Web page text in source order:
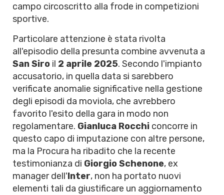
campo circoscritto alla frode in competizioni
sportive.
Particolare attenzione è stata rivolta
all'episodio della presunta combine avvenuta a
San Siro il 2 aprile 2025. Secondo l'impianto
accusatorio, in quella data si sarebbero
verificate anomalie significative nella gestione
degli episodi da moviola, che avrebbero
favorito l'esito della gara in modo non
regolamentare. Gianluca Rocchi concorre in
questo capo di imputazione con altre persone,
ma la Procura ha ribadito che la recente
testimonianza di Giorgio Schenone, ex
manager dell'Inter, non ha portato nuovi
elementi tali da giustificare un aggiornamento